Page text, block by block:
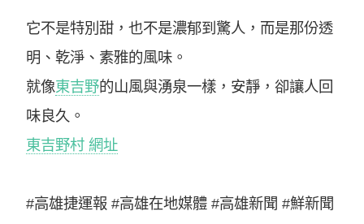
它不是特別甜，也不是濃郁到驚人，而是那份透
明、乾淨、素雅的風味。
就像東吉野的山風與湧泉一樣，安靜，卻讓人回
味良久。
東吉野村 網址
#高雄捷運報 #高雄在地媒體 #高雄新聞 #鮮新聞